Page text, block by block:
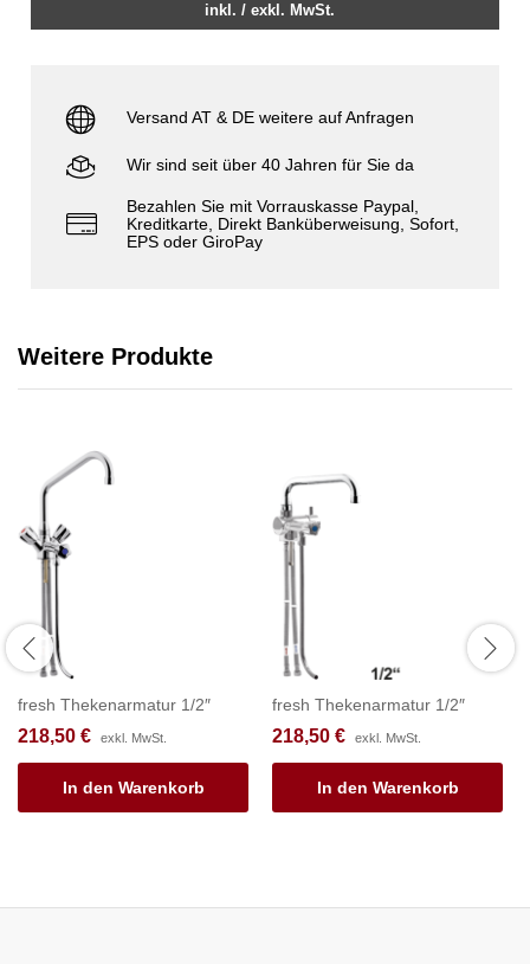
inkl. / exkl. MwSt.
Versand AT & DE weitere auf Anfragen
Wir sind seit über 40 Jahren für Sie da
Bezahlen Sie mit Vorrauskasse Paypal,
Kreditkarte, Direkt Banküberweisung, Sofort,
EPS oder GiroPay
Weitere Produkte
fresh Thekenarmatur 1/2″
218,50 € exkl. MwSt.
In den Warenkorb
fresh Thekenarmatur 1/2″
218,50 € exkl. MwSt.
In den Warenkorb